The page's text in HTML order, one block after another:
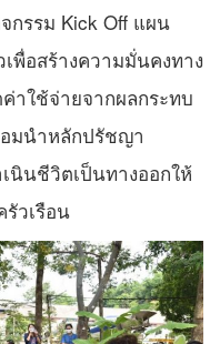
กรรม Kick Off แผน
พื่อสร้างความมั่นคงทาง
าใช้จ่ายจากผลกระทบ
มนำหลักปรัชญา
นินชีวิตเป็นทางออกให้
วเรือน